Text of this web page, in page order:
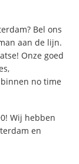
Bel ons
aan de lijn.
Onze goed
no time
Wij hebben
en